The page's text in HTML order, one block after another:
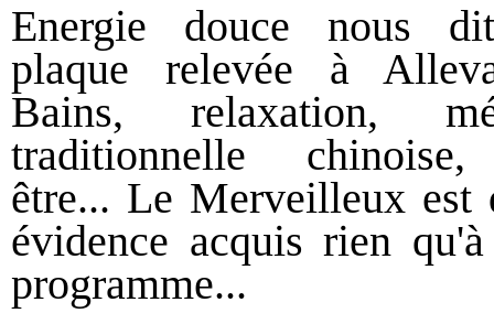
Energie douce nous
plaque relevée à
Bains, relaxation,
traditionnelle
être... Le Merveilleux est
évidence acquis rien
programme...